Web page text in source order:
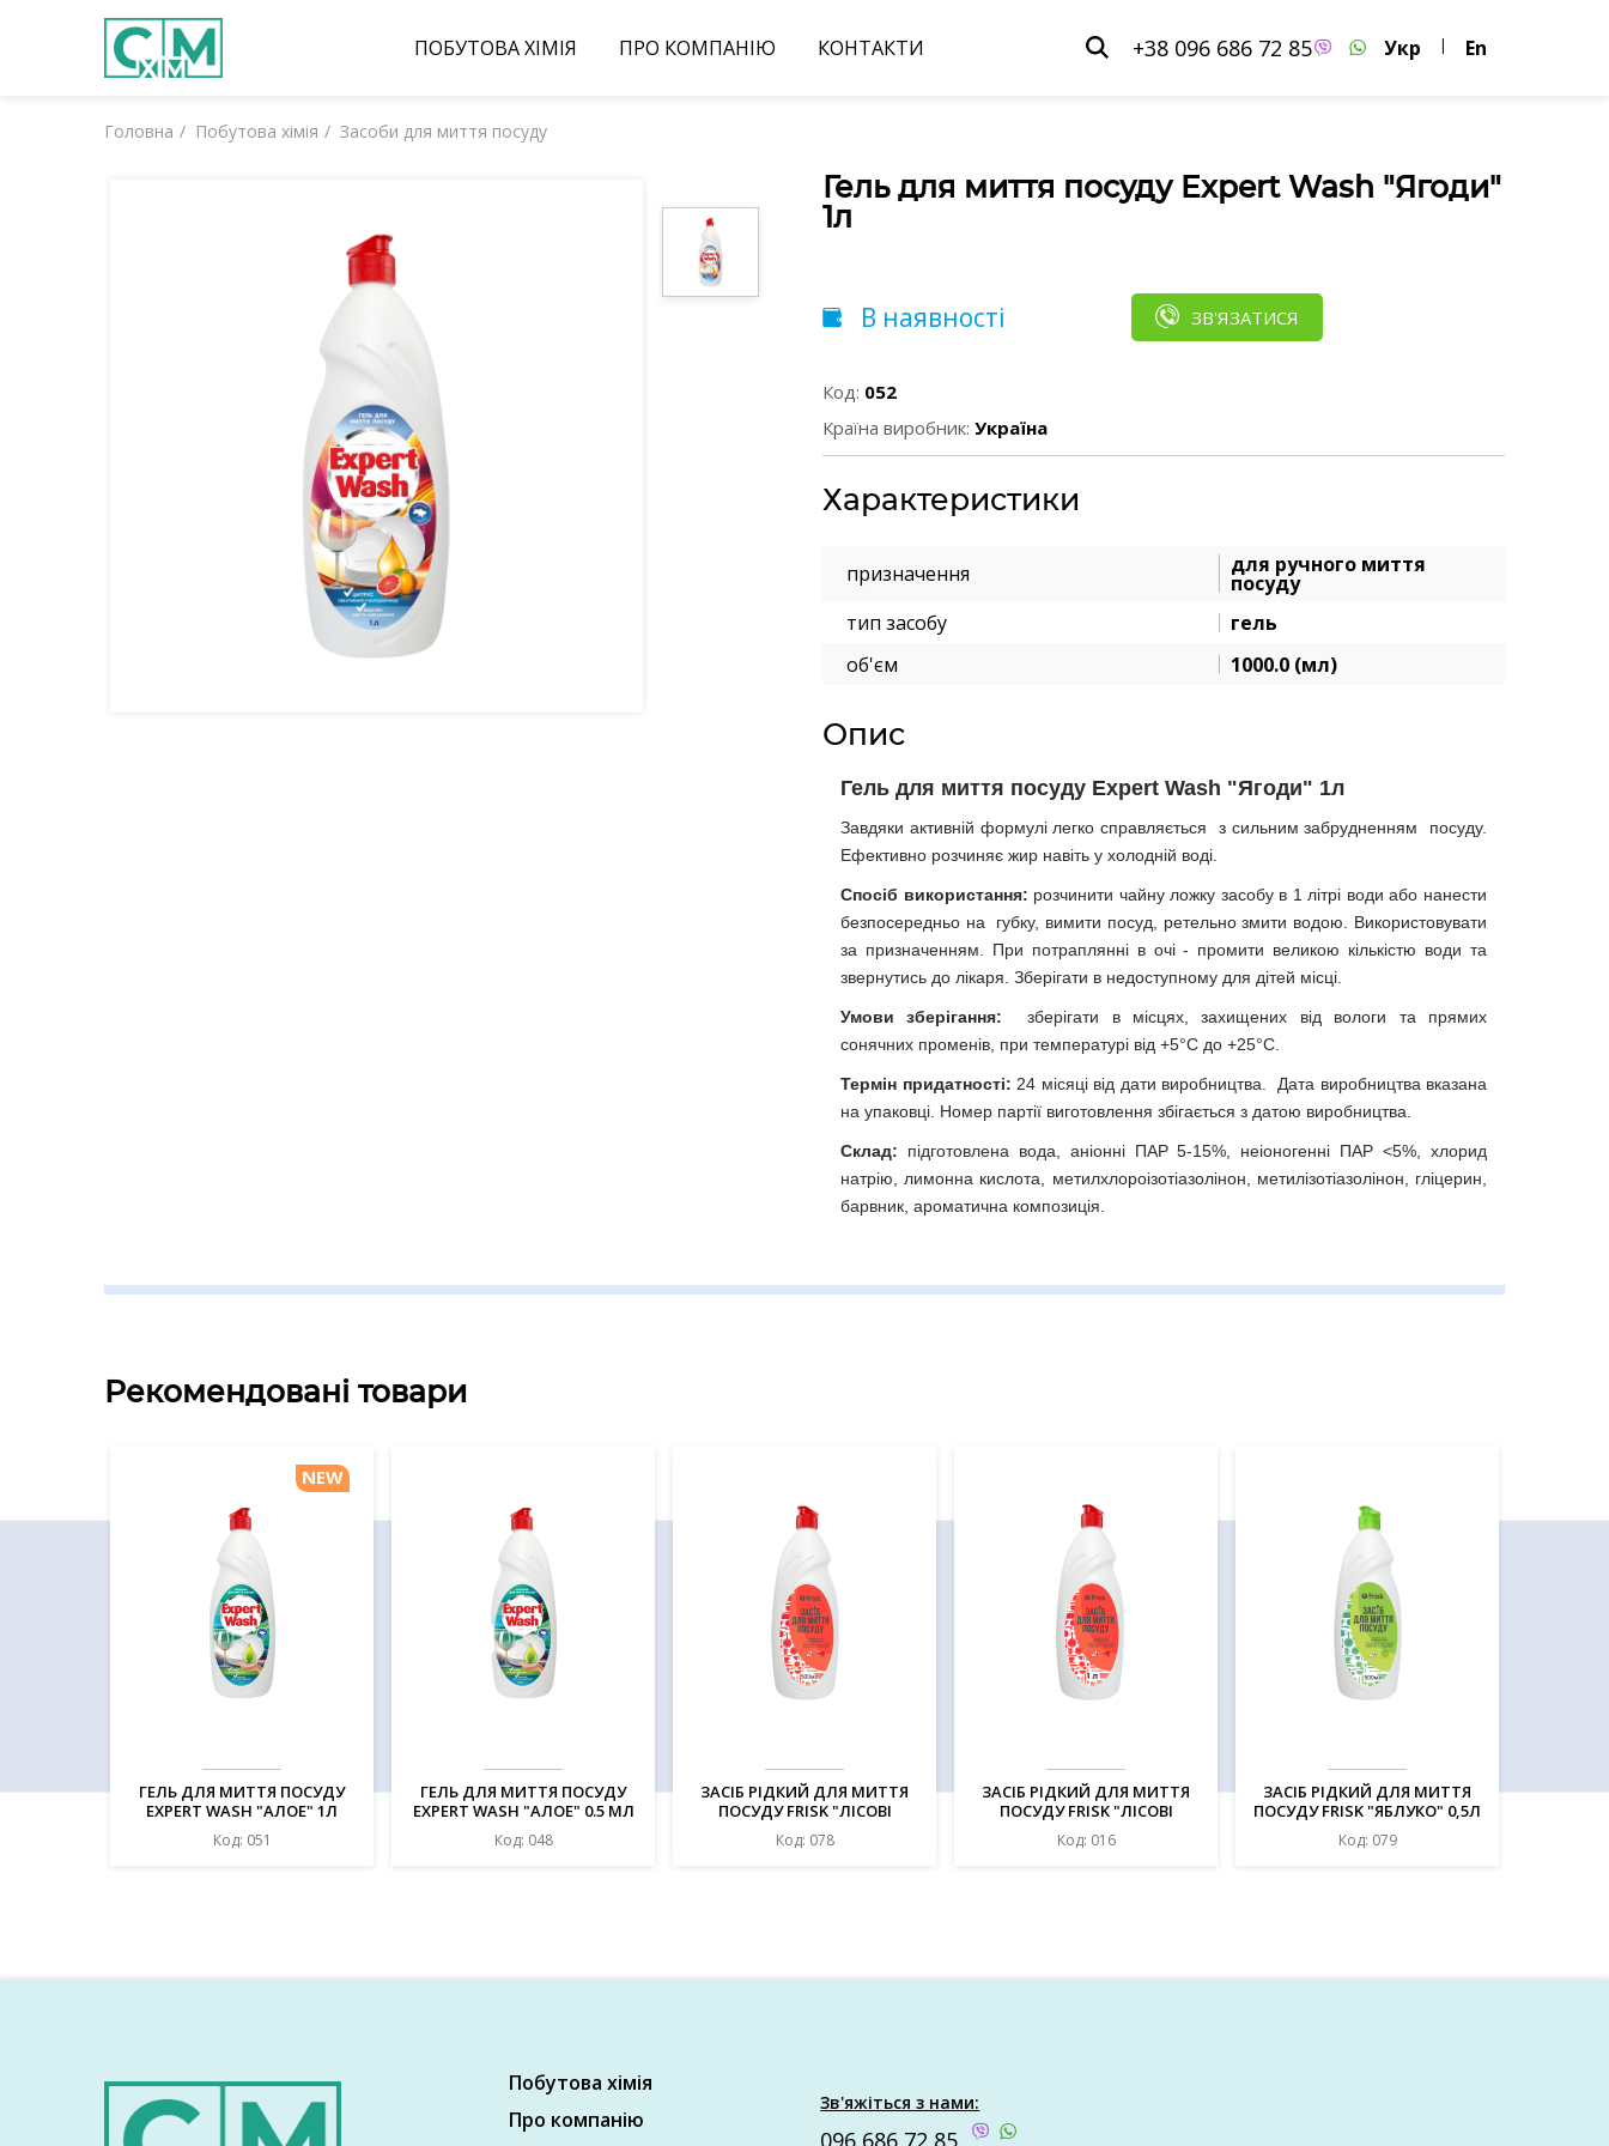
ПОБУТОВА ХІМІЯ ПРО КОМПАНІЮ КОНТАКТИ +38 096 686 72 85 Укр | En
Головна Побутова хімія Засоби для миття посуду
Гель для миття посуду Expert Wash "Ягоди"
1л
В наявності ЗВ'ЯЗАТИСЯ
Код: 052
Країна виробник: Україна
Характеристики
призначення для ручного миття
посуду
тип засобу
гель
об'єм
1000.0 (мл)
Опис
Гель для миття посуду Expert Wash "Ягоди" 1л
Завдяки активній формулі легко справляється з сильним забрудненням посуду.
Ефективно розчиняє жир навіть у холодній воді.
Спосіб використання: розчинити чайну ложку засобу в 1 літрі води або нанести
безпосередньо на губку, вимити посуд, ретельно змити водою. Використовувати
за призначенням. При потраплянні в очі - промити великою кількістю води та
звернутись до лікаря. Зберігати в недоступному для дітей місці.
Умови зберігання: зберігати в місцях, захищених від вологи та прямих
сонячних променів, при температурі від +5°C до +25°C.
Термін придатності: 24 місяці від дати виробництва. Дата виробництва вказана
на упаковці. Номер партії виготовлення збігається з датою виробництва.
Склад: підготовлена вода, аніонні ПАР 5-15%, неіоногенні ПАР <5%, хлорид
натрію, лимонна кислота, метилхлороізотіазолінон, метилізотіазолінон, гліцерин,
барвник, ароматична композиція.
Рекомендовані товари
ГЕЛЬ ДЛЯ МИТТЯ ПОСУДУ
EXPERT WASH "АЛОЕ" 1Л
Код: 051
NEW
ГЕЛЬ ДЛЯ МИТТЯ ПОСУДУ
EXPERT WASH "АЛОЕ" 0.5 МЛ
Код: 048
ЗАСІБ РІДКИЙ ДЛЯ МИТТЯ
ПОСУДУ FRISK "ЛІСОВІ
ЯГОДИ" 0,5Л
Код: 078
ЗАСІБ РІДКИЙ ДЛЯ МИТТЯ
ПОСУДУ FRISK "ЛІСОВІ
ЯГОДИ" 1Л
Код: 016
ЗАСІБ РІДКИЙ ДЛЯ МИТТЯ
ПОСУДУ FRISK "ЯБЛУКО" 0,5Л
Код: 079
Побутова хімія
Про компанію
Зв'яжіться з нами:
096 686 72 85